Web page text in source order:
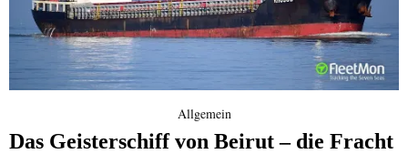
Allgemein
Das Geisterschiff von Beirut – die Fracht